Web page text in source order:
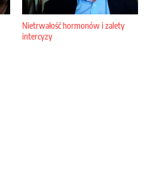
Nietrwałość hormonów i zalety
intercyzy